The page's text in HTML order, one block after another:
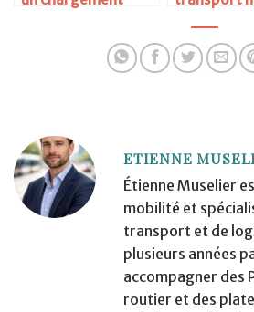
mondial
ETIENNE
Étienne Muselier
mobilité et
transport et de
plusieurs années
accompagner des
routier et des